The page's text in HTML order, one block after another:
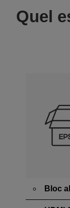
Quel
Bloc